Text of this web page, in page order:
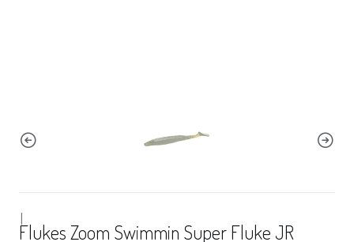
|
Flukes Zoom Swimmin Super Fluke JR